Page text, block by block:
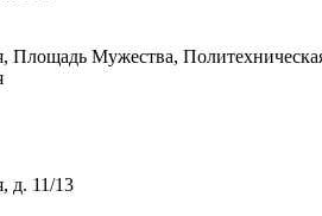
Площадь Мужества,
д. 11/13